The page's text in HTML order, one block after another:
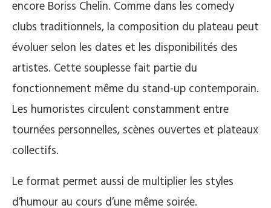
encore Boriss Chelin. Comme dans les comedy
clubs traditionnels, la composition du plateau peut
évoluer selon les dates et les disponibilités des
artistes. Cette souplesse fait partie du
fonctionnement même du stand-up contemporain.
Les humoristes circulent constamment entre
tournées personnelles, scènes ouvertes et plateaux
collectifs.
Le format permet aussi de multiplier les styles
d’humour au cours d’une même soirée.